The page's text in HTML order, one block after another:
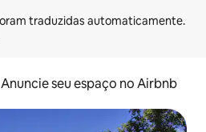
Anuncie seu espaço no Airbnb